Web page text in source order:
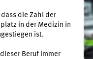
die Zahl der
in der Medizin in
ist.
Beruf immer